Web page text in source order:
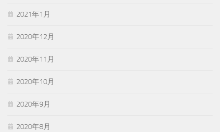
2021年1月
2020年12月
2020年11月
2020年10月
2020年9月
2020年8月